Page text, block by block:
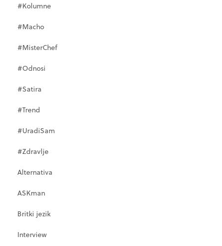
#Kolumne
#Macho
#MisterChef
#Odnosi
#Satira
#Trend
#UradiSam
#Zdravlje
Alternativa
ASKman
Britki jezik
Interview